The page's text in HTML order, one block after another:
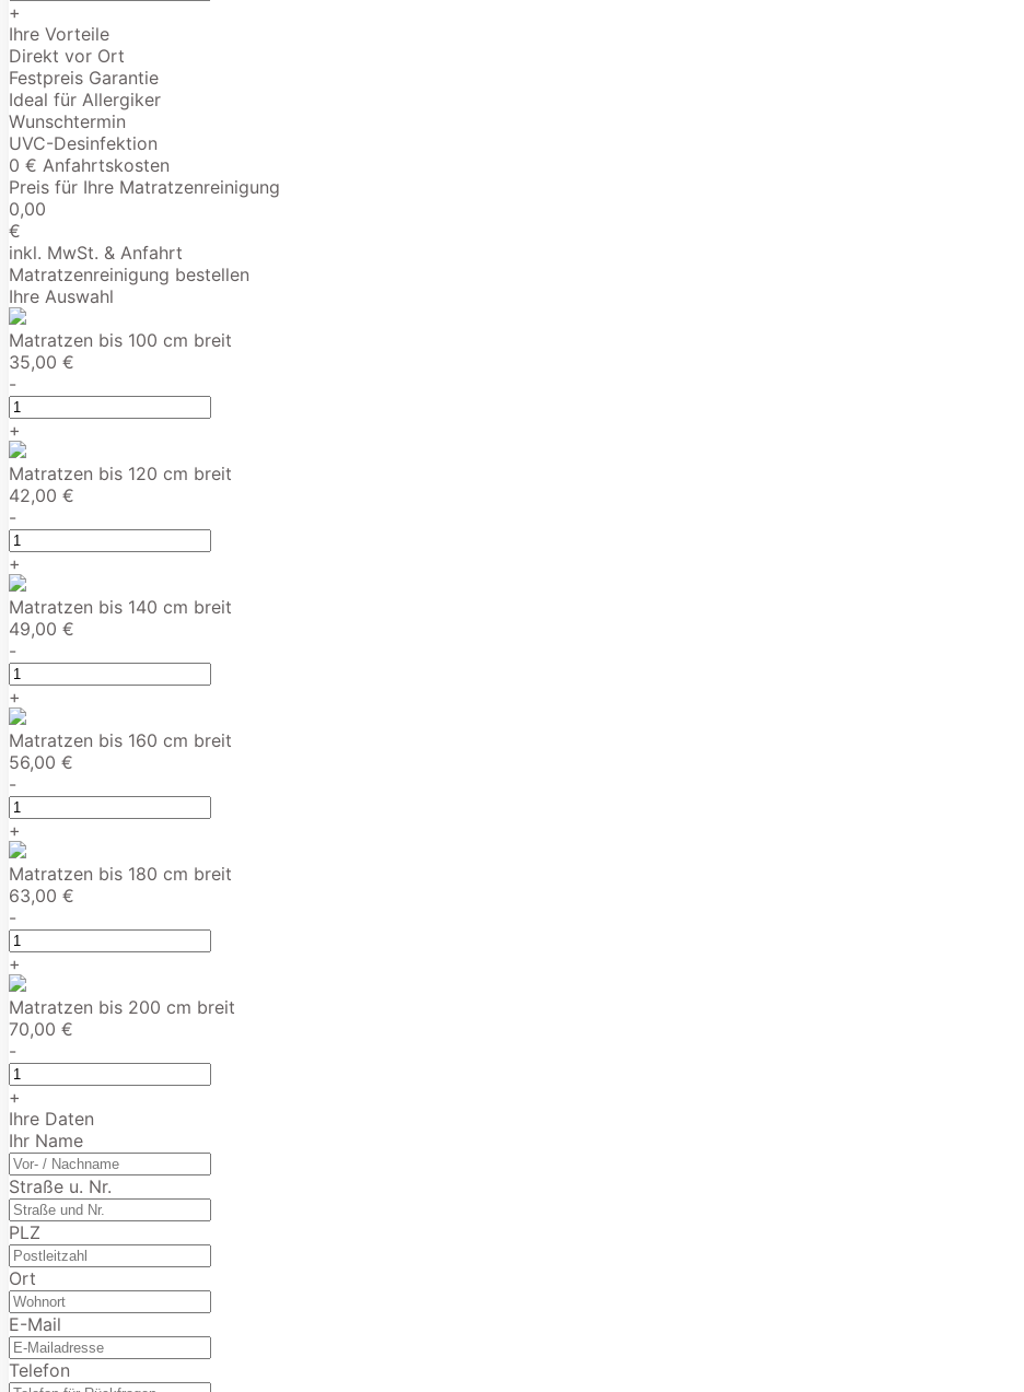
+
Ihre Vorteile
Direkt vor Ort
Festpreis Garantie
Ideal für Allergiker
Wunschtermin
UVC-Desinfektion
0 € Anfahrtskosten
Preis für Ihre Matratzenreinigung
0,00
€
inkl. MwSt. & Anfahrt
Matratzenreinigung bestellen
Ihre Auswahl
Matratzen bis 100 cm breit
35,00 €
-
+
Matratzen bis 120 cm breit
42,00 €
-
+
Matratzen bis 140 cm breit
49,00 €
-
+
Matratzen bis 160 cm breit
56,00 €
-
+
Matratzen bis 180 cm breit
63,00 €
-
+
Matratzen bis 200 cm breit
70,00 €
-
+
Ihre Daten
Ihr Name
Straße u. Nr.
PLZ
Ort
E-Mail
Telefon